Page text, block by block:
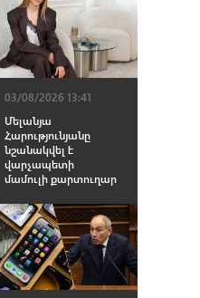
03/08/2026 13:41
Մելանյա
Հարությունյանը
նշանակվել է
վարչապետի
մամուլի քարտուղար